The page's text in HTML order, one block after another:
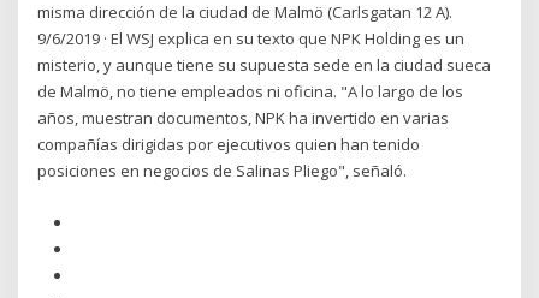
misma dirección de la ciudad de Malmö (Carlsgatan 12 A).
9/6/2019 · El WSJ explica en su texto que NPK Holding es un
misterio, y aunque tiene su supuesta sede en la ciudad sueca
de Malmö, no tiene empleados ni oficina. "A lo largo de los
años, muestran documentos, NPK ha invertido en varias
compañías dirigidas por ejecutivos quien han tenido
posiciones en negocios de Salinas Pliego", señaló.